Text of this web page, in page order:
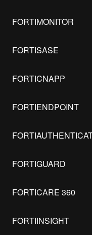
FORTIMONITOR
FORTISASE
FORTICNAPP
FORTIENDPOINT
FORTIGUARD
FORTICARE 360
FORTIINSIGHT